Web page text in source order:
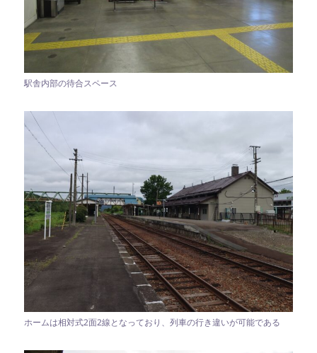
駅舎内部の待合スペース
ホームは相対式2面2線となっており、列車の行き違いが可能である